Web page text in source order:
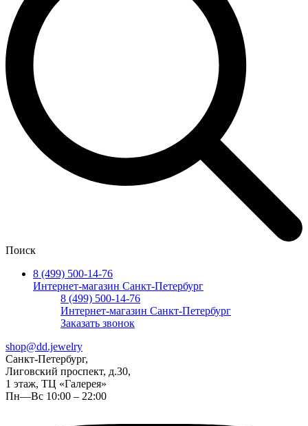
Поиск
8 (499) 500-14-76
Интернет-магазин Санкт-Петербург
8 (499) 500-14-76
Интернет-магазин Санкт-Петербург
Заказать звонок
shop@dd.jewelry
Санкт-Петербург,
Лиговский проспект, д.30,
1 этаж, ТЦ «Галерея»
Пн—Вс 10:00 – 22:00